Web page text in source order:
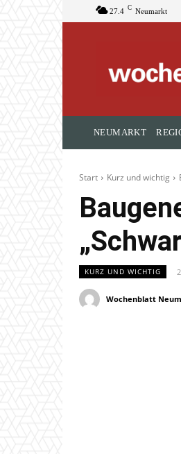
27.4 C Neumarkt
NEUMARKT
Start Kurz und wichtig
KURZ UND WICHTIG
Wochenblatt